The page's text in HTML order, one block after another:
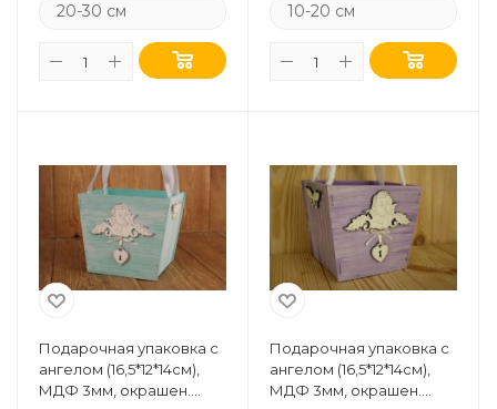
20-30 см 10-20 см
Подарочная упаковка с
ангелом (16,5*12*14см),
МДФ 3мм, окрашен.
Подарочная упаковка с
ангелом (16,5*12*14см),
МДФ 3мм, окрашен.